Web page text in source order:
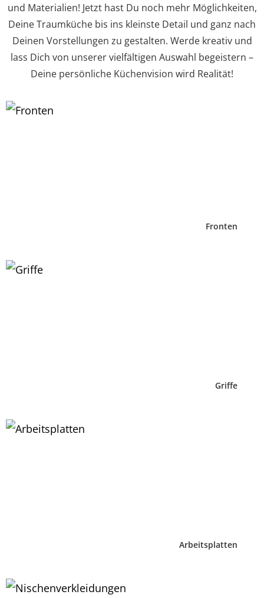
und Materialien! Jetzt hast Du noch mehr Möglichkeiten,
Deine Traumküche bis ins kleinste Detail und ganz nach
Deinen Vorstellungen zu gestalten. Werde kreativ und
lass Dich von unserer vielfältigen Auswahl begeistern –
Deine persönliche Küchenvision wird Realität!
Fronten
Griffe
Arbeitsplatten